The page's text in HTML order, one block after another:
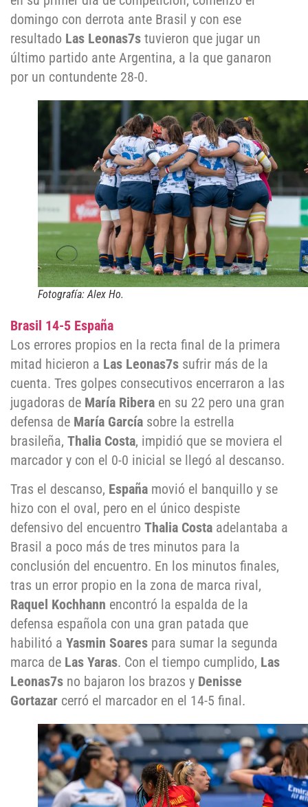
domingo con derrota ante Brasil y con ese
resultado Las Leonas7s tuvieron que jugar un
último partido ante Argentina, a la que ganaron
por un contundente 28-0.
Fotografía: Alex Ho.
Brasil 14-5 España
Los errores propios en la recta final de la primera
mitad hicieron a Las Leonas7s sufrir más de la
cuenta. Tres golpes consecutivos encerraron a las
jugadoras de María Ribera en su 22 pero una gran
defensa de María García sobre la estrella
brasileña, Thalia Costa, impidió que se moviera el
marcador y con el 0-0 inicial se llegó al descanso.
Tras el descanso, España movió el banquillo y se
hizo con el oval, pero en el único despiste
defensivo del encuentro Thalia Costa adelantaba a
Brasil a poco más de tres minutos para la
conclusión del encuentro. En los minutos finales,
tras un error propio en la zona de marca rival,
Raquel Kochhann encontró la espalda de la
defensa española con una gran patada que
habilitó a Yasmin Soares para sumar la segunda
marca de Las Yaras. Con el tiempo cumplido, Las
Leonas7s no bajaron los brazos y Denisse
Gortazar cerró el marcador en el 14-5 final.